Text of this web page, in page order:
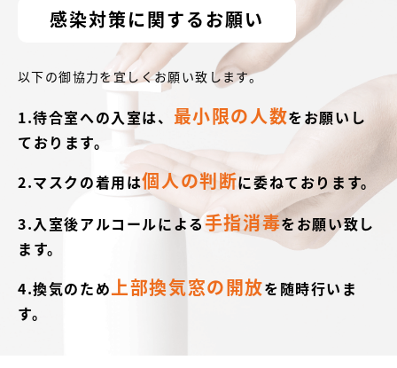
感染対策に関するお願い
以下の御協力を宜しくお願い致します。
1.待合室への入室は、 最小限の人数をお願いし
ております。
2.マスクの着用は個人の判断に委ねております。
3.入室後アルコールによる手指消毒をお願い致し
ます。
4.換気のため上部換気窓の開放を随時行いま
す。